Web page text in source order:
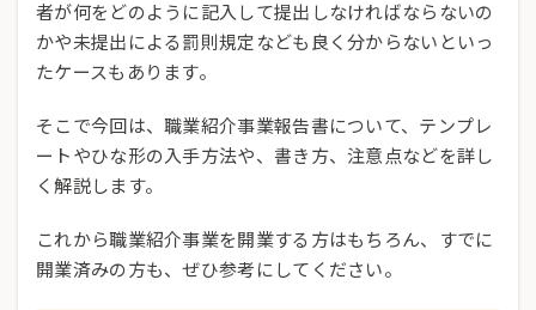
者が何をどのように記入して提出しなければならないの
かや未提出による罰則規定なども良く分からないといっ
たケースもあります。
そこで今回は、職業紹介事業報告書について、テンプレ
ートやひな形の入手方法や、書き方、注意点などを詳し
く解説します。
これから職業紹介事業を開業する方はもちろん、すでに
開業済みの方も、ぜひ参考にしてください。